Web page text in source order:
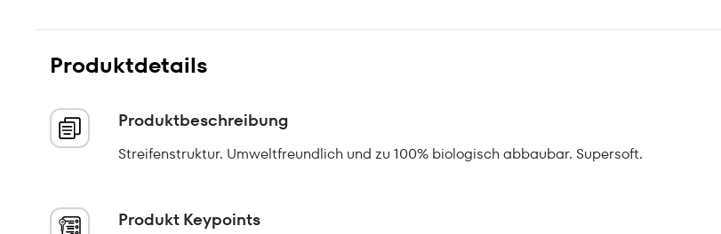
Produktdetails
Produktbeschreibung
Streifenstruktur. Umweltfreundlich und zu 100% biologisch abbaubar. Supersoft.
Produkt Keypoints